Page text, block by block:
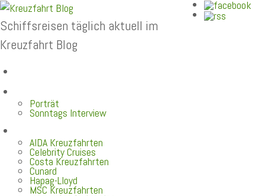
Schiffsreisen täglich aktuell im
Kreuzfahrt Blog
Porträt
Sonntags Interview
Schiffe / Reedereien
AIDA Kreuzfahrten
Celebrity Cruises
Costa Kreuzfahrten
Cunard
Hapag-Lloyd
MSC Kreuzfahrten